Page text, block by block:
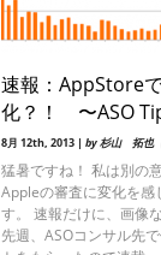
速報：AppStore
化？！ 〜ASO
8月 12th, 2013 | by 杉山 拓也
猛暑ですね！ 私は別の
Appleの審査に変化を感
す。 速報だけに、画像
先週、ASOコンサル先